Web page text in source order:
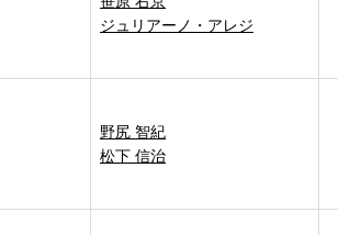
ジュリアーノ・アレジ
野尻 智紀
松下 信治